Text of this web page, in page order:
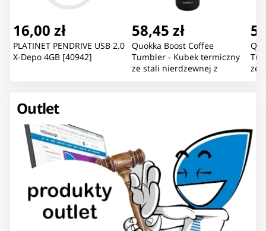
16,00 zł
PLATINET PENDRIVE USB 2.0
X-Depo 4GB [40942]
58,45 zł
Quokka Boost Coffee
Tumbler - Kubek termiczny
ze stali nierdzewnej z
zaparzaczem 400 ml
(Carbon Black)
ze
Outlet